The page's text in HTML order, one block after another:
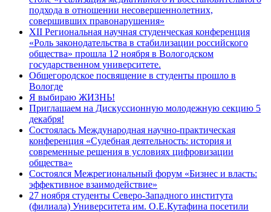
подхода в отношении несовершеннолетних,
совершивших правонарушения»
XII Региональная научная студенческая конференция
«Роль законодательства в стабилизации российского
общества» прошла 12 ноября в Вологодском
государственном университете.
Общегородское посвящение в студенты прошло в
Вологде
Я выбираю ЖИЗНЬ!
Приглашаем на Дискуссионную молодежную секцию 5
декабря!
Состоялась Международная научно-практическая
конференция «Судебная деятельность: история и
современные решения в условиях цифровизации
общества»
Состоялся Межрегиональный форум «Бизнес и власть:
эффективное взаимодействие»
27 ноября студенты Северо-Западного института
(филиала) Университета им. О.Е.Кутафина посетили